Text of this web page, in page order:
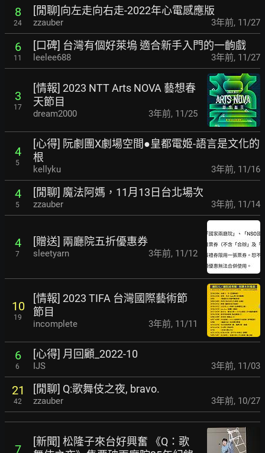
8
24
[閒聊]向左走向右走-2022年心電感應版
zzauber 3年前, 11/27
6
11
[口碑] 台灣有個好萊塢 適合新手入門的一齣戲
leelee688 3年前, 11/27
3
17
[情報] 2023 NTT Arts NOVA 藝想春
天節目
dream2000 3年前, 11/25
4
5
[心得] 阮劇團X劇場空間●皇都電姬-語言是文化的
根
kellyku 3年前, 11/16
4
5
[閒聊] 魔法阿媽，11月13日台北場次
zzauber 3年前, 11/14
4
7
[贈送] 兩廳院五折優惠券
sleetyarn 3年前, 11/12
10
19
[情報] 2023 TIFA 台灣國際藝術節
節目
incomplete 3年前, 11/11
6
6
[心得] 月回顧_2022-10
IJS 3年前, 11/03
21
42
[閒聊] Q:歌舞伎之夜, bravo.
zzauber 3年前, 10/27
7
[新聞] 松隆子來台好興奮 《Q：歌